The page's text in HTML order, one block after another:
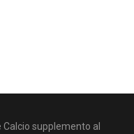
supplemento al